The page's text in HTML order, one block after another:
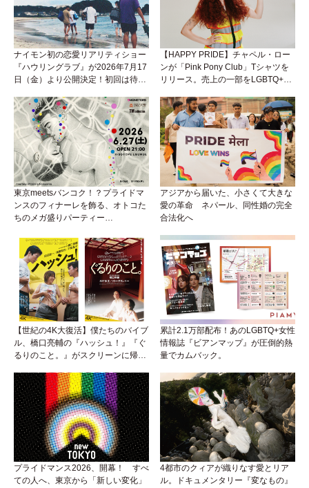
ナイモン初の恋愛リアリティショー
『ハウリングラブ』が2026年7月17
日（金）より公開決定！初回は待望
【HAPPY PRIDE】チャペル・ロー
ンが「Pink Pony Club」Tシャツを
リリース。売上の一部をLGBTQ+＆
ジェクトへ寄付
東京meetsバンコク！？プライドマ
ンスのフィナーレを飾る、オトコた
ちのメガ盛りパーティー
来！
アジアから届いた、小さくて大きな
愛の革命 ネパール、同性婚の完全
合法化へ
【世紀の4K大復活】僕たちのバイブ
ル、橋口亮輔の『ハッシュ！』『ぐ
るりのこと。』がスクリーンに帰っ
ていくためのサバイバル・ガイド
累計2.1万部配布！あのLGBTQ+女性
情報誌『ビアンマップ』が圧倒的熱
量でカムバック。
プライドマンス2026、開幕！ すべ
ての人へ、東京から「新しい変化」
4都市のクィアが織りなす愛とリア
ル。ドキュメンタリー『変なもの』